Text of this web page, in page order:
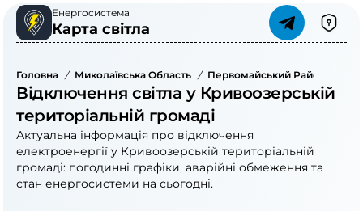
Енергосистема
Карта світла
Головна / Миколаївська Область / Первомайський Район
Відключення світла у Кривоозерській
територіальній громаді
Актуальна інформація про відключення
електроенергії у Кривоозерській територіальній
громаді: погодинні графіки, аварійні обмеження та
стан енергосистеми на сьогодні.